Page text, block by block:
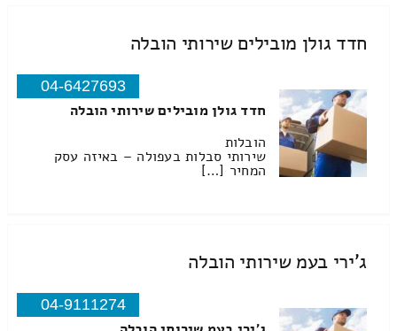
חדד גולן מובילים שירותי הובלה
04-6427693
חדד גולן מובילים שירותי הובלה
הובלות
שירותי סבלות בעפולה – באיזה עסק
המחיר […]
ג'ירי בעמ שירותי הובלה
04-9111274